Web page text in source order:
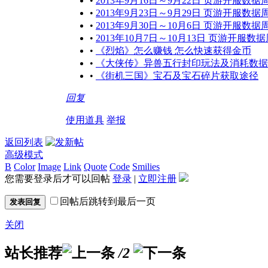
• 2013年9月23日～9月29日 页游开服数据
• 2013年9月30日～10月6日 页游开服数据
• 2013年10月7日～10月13日 页游开服数据
•
《烈焰》怎么赚钱 怎么快速获得金币
•
《大侠传》异兽五行封印玩法及消耗数
•
《街机三国》宝石及宝石碎片获取途径
回复
使用道具 举报
返回列表
高级模式
B Color Image Link Quote Code Smilies
您需要登录后才可以回帖 登录 | 立即注册
发表回复 回帖后跳转到最后一页
关闭
站长推荐 /2